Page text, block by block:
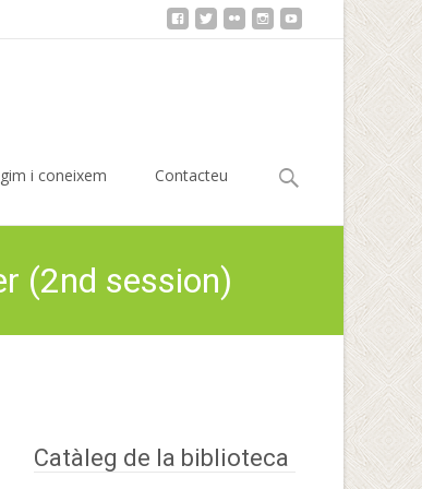
i coneixem Contacteu Cerca:
(2nd session)
Catàleg de la biblioteca